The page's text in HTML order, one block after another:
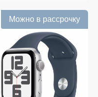
Можно в рассрочку